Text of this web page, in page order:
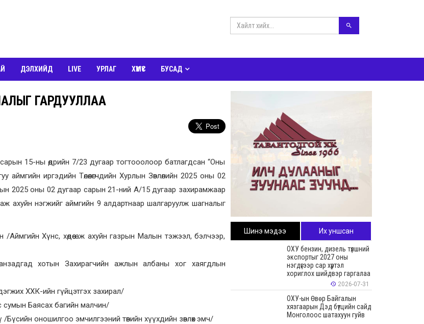
ДЭЛХИЙД LIVE УРЛАГ ХҮМҮҮС БУСАД
ГАРДУУЛЛАА
15-ны өдрийн 7/23 дугаар тогтооолоор батлагдсан “Оны
иргэдийн Төлөөлөгчдийн Хурлын Зөвлөлийн 2025 оны 02
2025 оны 02 дугаар сарын 21-ний А/15 дугаар захирамжаар
ахуйн нэгжийг аймгийн 9 алдартнаар шалгаруулж шагналыг
Аймгийн Хүнс, хөдөө аж ахуйн газрын Малын тэжээл, бэлчээр,
хотын Захирагчийн ажлын албаны хог хаягдлын
ХХК-ийн гүйцэтгэх захирал/
Баясах багийн малчин/
оношилгоо эмчилгээний төвийн хүүхдийн зөвлөх эмч/
Шинэ мэдээ Их уншсан
ОХУ бензин, дизель түлшний
экспортыг 2027 оны
нэгдүгээр сар хүртэл
хориглох шийдвэр гаргалаа
2026-07-31
ОХУ-ын Өвөр Байгалын
хязгаарын Дэд бүтцийн сайд
Монголоос шатахуун гуйв